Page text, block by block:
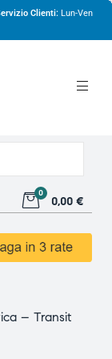
Clienti: Lun-Ven
0
0,00 €
– Transit